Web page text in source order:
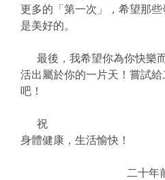
更多的「第一次」，希望那
是美好的。
最後，我希望你為你快樂
活出屬於你的一片天！嘗試
吧！
祝
身體健康，生活愉快！
二十年前